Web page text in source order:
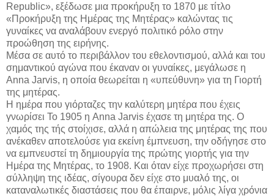
Republic», εξέδωσε μια προκήρυξη το 1870 με τίτλο
«Προκήρυξη της Ημέρας της Μητέρας» καλώντας τις
γυναίκες να αναλάβουν ενεργό πολιτικό ρόλο στην
προώθηση της ειρήνης.
Μέσα σε αυτό το περιβάλλον του εθελοντισμού, αλλά και του
σημαντικού αγώνα που έκαναν οι γυναίκες, μεγάλωσε η
Anna Jarvis, η οποία θεωρείται η «υπεύθυνη» για τη Γιορτή
της μητέρας.
Η ημέρα που γιόρταζες την καλύτερη μητέρα που έχεις
γνωρίσει Το 1905 η Anna Jarvis έχασε τη μητέρα της. Ο
χαμός της τής στοίχισε, αλλά η απώλεια της μητέρας της που
ανέκαθεν αποτελούσε για εκείνη έμπνευση, την οδήγησε στο
να εμπνευστεί τη δημιουργία της πρώτης γιορτής για την
Ημέρα της Μητέρας, το 1908. Και όταν είχε προχωρήσει στη
σύλληψη της ιδέας, σίγουρα δεν είχε στο μυαλό της, οι
καταναλωτικές διαστάσεις που θα έπαιρνε, μόλις λίγα χρόνια